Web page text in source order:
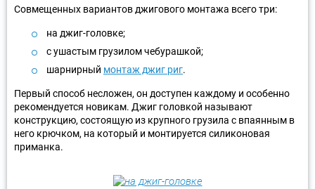
Совмещенных вариантов джигового монтажа всего три:
на джиг-головке;
с ушастым грузилом чебурашкой;
шарнирный монтаж джиг риг.
Первый способ несложен, он доступен каждому и особенно
рекомендуется новикам. Джиг головкой называют
конструкцию, состоящую из крупного грузила с впаянным в
него крючком, на который и монтируется силиконовая
приманка.